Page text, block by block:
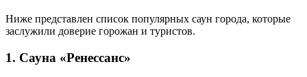
Ниже представлен список популярных саун города, которые
заслужили доверие горожан и туристов.
1. Сауна «Ренессанс»